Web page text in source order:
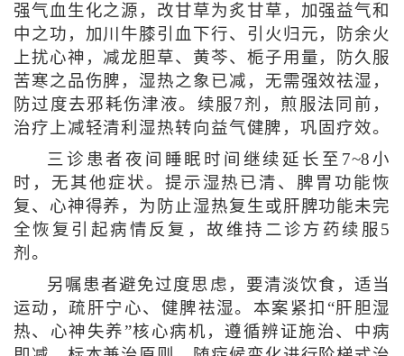
强气血生化之源，改甘草为炙甘草，加强益气和
中之功，加川牛膝引血下行、引火归元，防余火
上扰心神，减龙胆草、黄芩、栀子用量，防久服
苦寒之品伤脾，湿热之象已减，无需强效祛湿，
防过度去邪耗伤津液。续服7剂，煎服法同前，
治疗上减轻清利湿热转向益气健脾，巩固疗效。
三诊患者夜间睡眠时间继续延长至7~8小
时，无其他症状。提示湿热已清、脾胃功能恢
复、心神得养，为防止湿热复生或肝脾功能未完
全恢复引起病情反复，故维持二诊方药续服5
剂。
另嘱患者避免过度思虑，要清淡饮食，适当
运动，疏肝宁心、健脾祛湿。本案紧扣“肝胆湿
热、心神失养”核心病机，遵循辨证施治、中病